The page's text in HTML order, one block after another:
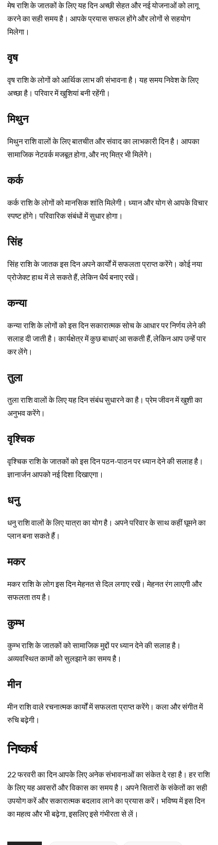
मेष राशि के जातकों के लिए यह दिन अच्छी सेहत और नई योजनाओं को लागू
करने का सही समय है। आपके प्रयास सफल होंगे और लोगों से सहयोग
मिलेगा।
वृष
वृष राशि के लोगों को आर्थिक लाभ की संभावना है। यह समय निवेश के लिए
अच्छा है। परिवार में खुशियां बनी रहेंगी।
मिथुन
मिथुन राशि वालों के लिए बातचीत और संवाद का लाभकारी दिन है। आपका
सामाजिक नेटवर्क मजबूत होगा, और नए मित्र भी मिलेंगे।
कर्क
कर्क राशि के लोगों को मानसिक शांति मिलेगी। ध्यान और योग से आपके विचार
स्पष्ट होंगे। परिवारिक संबंधों में सुधार होगा।
सिंह
सिंह राशि के जातक इस दिन अपने कार्यों में सफलता प्राप्त करेंगे। कोई नया
प्रोजेक्ट हाथ में ले सकते हैं, लेकिन धैर्य बनाए रखें।
कन्या
कन्या राशि के लोगों को इस दिन सकारात्मक सोच के आधार पर निर्णय लेने की
सलाह दी जाती है। कार्यक्षेत्र में कुछ बाधाएं आ सकती हैं, लेकिन आप उन्हें पार
कर लेंगे।
तुला
तुला राशि वालों के लिए यह दिन संबंध सुधारने का है। प्रेम जीवन में खुशी का
अनुभव करेंगे।
वृश्चिक
वृश्चिक राशि के जातकों को इस दिन पठन-पाठन पर ध्यान देने की सलाह है।
ज्ञानार्जन आपको नई दिशा दिखाएगा।
धनु
धनु राशि वालों के लिए यात्रा का योग है। अपने परिवार के साथ कहीं घूमने का
प्लान बना सकते हैं।
मकर
मकर राशि के लोग इस दिन मेहनत से दिल लगाए रखें। मेहनत रंग लाएगी और
सफलता तय है।
कुम्भ
कुम्भ राशि के जातकों को सामाजिक मुद्दों पर ध्यान देने की सलाह है।
अव्यवस्थित कामों को सुलझाने का समय है।
मीन
मीन राशि वाले रचनात्मक कार्यों में सफलता प्राप्त करेंगे। कला और संगीत में
रुचि बढ़ेगी।
निष्कर्ष
22 फरवरी का दिन आपके लिए अनेक संभावनाओं का संकेत दे रहा है। हर राशि
के लिए यह अवसरों और विकास का समय है। अपने सितारों के संकेतों का सही
उपयोग करें और सकारात्मक बदलाव लाने का प्रयास करें। भविष्य में इस दिन
का महत्व और भी बढ़ेगा, इसलिए इसे गंभीरता से लें।